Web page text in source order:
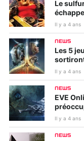
Le
Il y a 4 ans
NEWS
Les 5
Il y a 4 ans
NEWS
EVE
Il y a 4 ans
NEWS